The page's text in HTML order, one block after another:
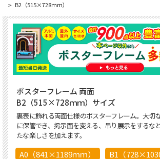
> B2（515×728ｍｍ）
ポスターフレーム 両面
B2（515×728ｍｍ）サイズ
裏表に飾れる両面仕様のポスターフレーム。大切
に保管でき、掲示面を変える、吊り展示をするな
たな楽しさを加えます。
A0（841×1189ｍｍ）
B1（